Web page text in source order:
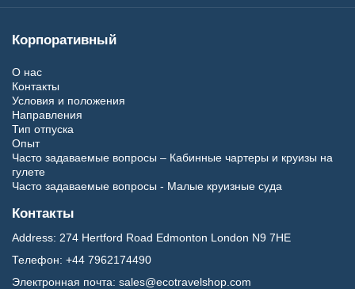
Корпоративный
О нас
Контакты
Условия и положения
Направления
Тип отпуска
Опыт
Часто задаваемые вопросы – Кабинные чартеры и круизы на
гулете
Часто задаваемые вопросы - Малые круизные суда
Контакты
Address: 274 Hertford Road Edmonton London N9 7HE
Телефон: +44 7962174490
Электронная почта: sales@ecotravelshop.com